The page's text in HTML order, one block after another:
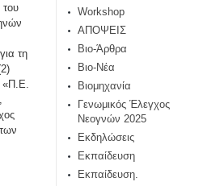
τη
«Π.Ε.
Workshop
ΑΠΟΨΕΙΣ
Βιο-Άρθρα
Βιο-Νέα
Βιομηχανία
Γενωμικός Έλεγχος
Νεογνών 2025
Εκδηλώσεις
Εκπαίδευση
Εκπαίδευση.